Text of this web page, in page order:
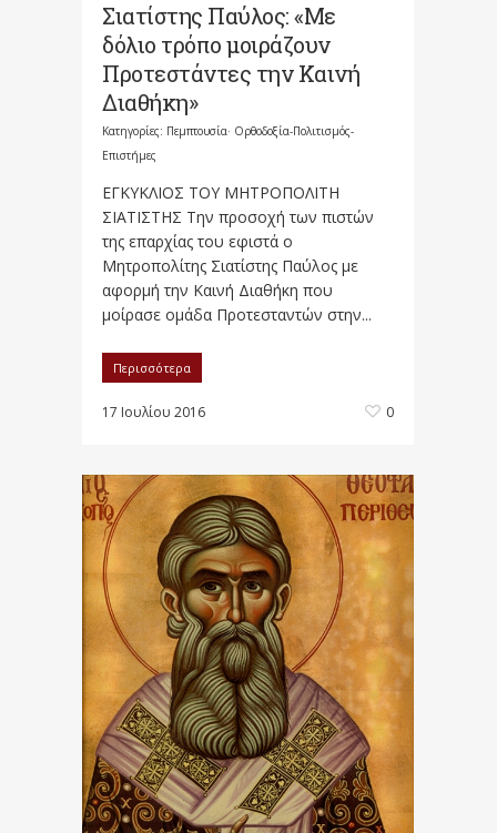
Σιατίστης Παύλος: «Με
δόλιο τρόπο μοιράζουν
Προτεστάντες την Καινή
Διαθήκη»
Κατηγορίες: Πεμπτουσία· Ορθοδοξία-Πολιτισμός-
Επιστήμες
ΕΓΚΥΚΛΙΟΣ ΤΟΥ ΜΗΤΡΟΠΟΛΙΤΗ
ΣΙΑΤΙΣΤΗΣ Την προσοχή των πιστών
της επαρχίας του εφιστά ο
Μητροπολίτης Σιατίστης Παύλος με
αφορμή την Καινή Διαθήκη που
μοίρασε ομάδα Προτεσταντών στην...
Περισσότερα
17 Ιουλίου 2016 0